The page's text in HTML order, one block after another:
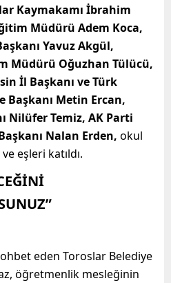
Kaymakamı İbrahim
Müdürü Adem Koca,
Yavuz Akgül,
Müdürü Oğuzhan Tülücü,
İl Başkanı ve Türk
Başkanı Metin Ercan,
Nilüfer Temiz, AK Parti
Nalan Erden, okul
eşleri katıldı.
eden Toroslar Belediye
öğretmenlik mesleğinin